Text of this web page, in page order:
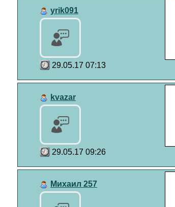
yrik091
29.05.17 07:13
kvazar
29.05.17 09:26
Михаил 257